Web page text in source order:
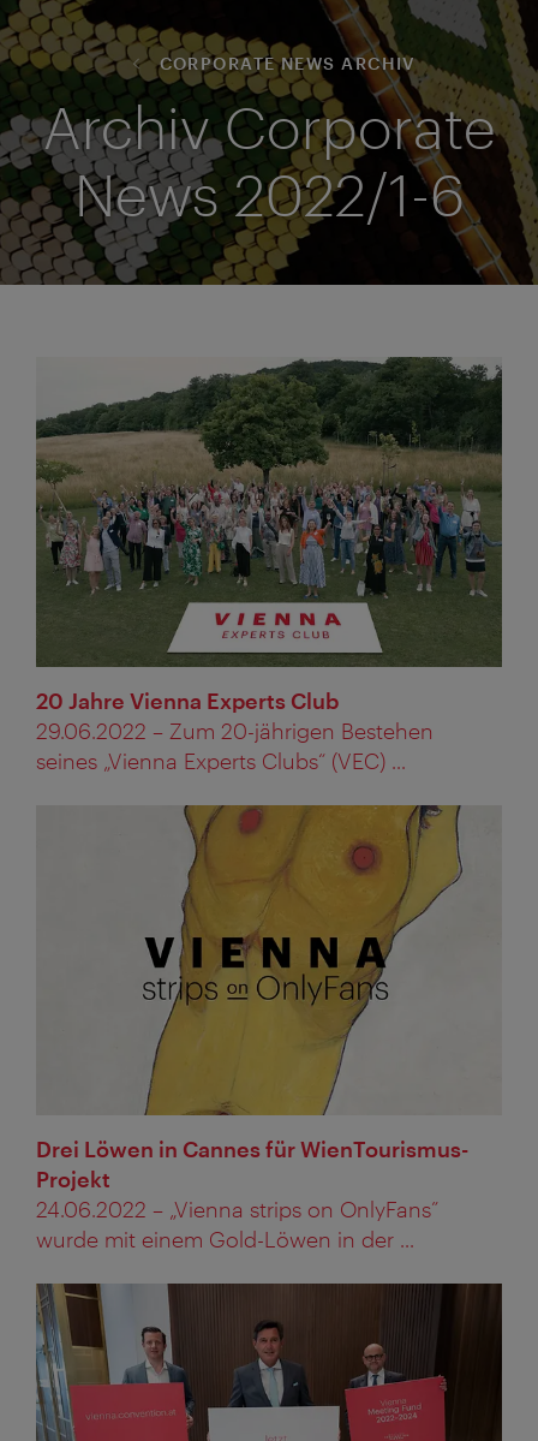
CORPORATE NEWS ARCHIV
Archiv Corporate
News 2022/1-6
20 Jahre Vienna Experts Club
29.06.2022 – Zum 20-jährigen Bestehen
seines „Vienna Experts Clubs“ (VEC) ...
Drei Löwen in Cannes für WienTourismus-
Projekt
24.06.2022 – „Vienna strips on OnlyFans”
wurde mit einem Gold-Löwen in der ...